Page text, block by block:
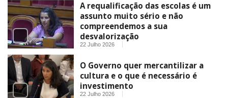
A requalificação das escolas é um
assunto muito sério e não
compreendemos a sua
desvalorização
22 Julho 2026
O Governo quer mercantilizar a
cultura e o que é necessário é
investimento
22 Julho 2026